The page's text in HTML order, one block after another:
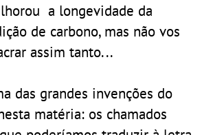
a longevidade da
de carbono, mas não vos
assim tanto...
das grandes invenções do
matéria: os chamados